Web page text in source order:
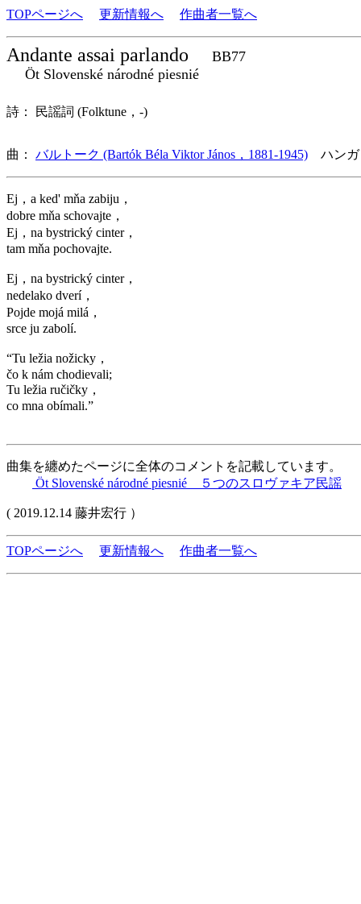
TOPページへ 更新情報へ 作曲者一覧へ
Andante assai parlando
BB77
Öt Slovenské národné piesnié
詩： 民謡詞 (Folktune，-)
曲： バルトーク (Bartók Béla Viktor János，1881-1945) ハン
Ej，a ked' mňa zabiju，
dobre mňa schovajte，
Ej，na bystrický cinter，
tam mňa pochovajte.
Ej，na bystrický cinter，
nedelako dverí，
Pojde mojá milá，
srce ju zabolí.
“Tu ležia nožicky，
čo k nám chodievali;
Tu ležia ručičky，
co mna obímali.”
曲集を纏めたページに全体のコメントを記載しています。
Öt Slovenské národné piesnié ５つのスロヴァキア民謡
( 2019.12.14 藤井宏行 ）
TOPページへ 更新情報へ 作曲者一覧へ